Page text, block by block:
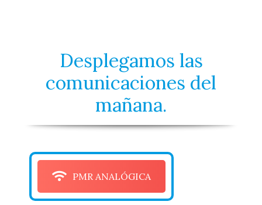
Desplegamos las
comunicaciones del
mañana.
PMR ANALÓGICA